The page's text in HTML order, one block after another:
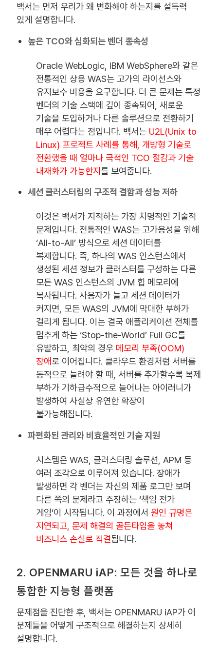
백서는 먼저 우리가 왜 변화해야 하는지를 설득력
있게 설명합니다.
높은 TCO와 심화되는 벤더 종속성
Oracle WebLogic, IBM WebSphere와 같은
전통적인 상용 WAS는 고가의 라이선스와
유지보수 비용을 요구합니다. 더 큰 문제는 특정
벤더의 기술 스택에 깊이 종속되어, 새로운
기술을 도입하거나 다른 솔루션으로 전환하기
매우 어렵다는 점입니다. 백서는 U2L(Unix to
Linux) 프로젝트 사례를 통해, 개방형 기술로
전환했을 때 얼마나 극적인 TCO 절감과 기술
내재화가 가능한지 를 보여줍니다.
세션 클러스터링의 구조적 결함과 성능 저하
이것은 백서가 지적하는 가장 치명적인 기술적
문제입니다. 전통적인 WAS는 고가용성을 위해
‘All-to-All’ 방식으로 세션 데이터를
복제합니다. 즉, 하나의 WAS 인스턴스에서
생성된 세션 정보가 클러스터를 구성하는 다른
모든 WAS 인스턴스의 JVM 힙 메모리에
복사됩니다. 사용자가 늘고 세션 데이터가
커지면, 모든 WAS의 JVM에 막대한 부하가
걸리게 됩니다. 이는 결국 애플리케이션 전체를
멈추게 하는 ‘Stop-the-World’ Full GC를
유발하고, 최악의 경우 메모리 부족(OOM)
장애로 이어집니다. 클라우드 환경처럼 서버를
동적으로 늘려야 할 때, 서버를 추가할수록 복제
부하가 기하급수적으로 늘어나는 아이러니가
발생하여 사실상 유연한 확장이
불가능해집니다.
파편화된 관리와 비효율적인 기술 지원
시스템은 WAS, 클러스터링 솔루션, APM 등
여러 조각으로 이루어져 있습니다. 장애가
발생하면 각 벤더는 자신의 제품 로그만 보며
다른 쪽의 문제라고 주장하는 ‘책임 전가
게임’이 시작됩니다. 이 과정에서 원인 규명은
지연되고, 문제 해결의 골든타임을 놓쳐
비즈니스 손실로 직결됩니다.
2. OPENMARU iAP: 모든 것을 하나로
통합한 지능형 플랫폼
문제점을 진단한 후, 백서는 OPENMARU iAP가 이
문제들을 어떻게 구조적으로 해결하는지 상세히
설명합니다.